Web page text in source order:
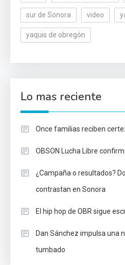
sur de Sonora video
yaquis de obregón
Lo mas reciente
Once familias reciben
OBSON Lucha Libre
¿Campaña o resultados?
contrastan en Sonora
El hip hop de OBR sigue
Dan Sánchez impulsa una
tumbado